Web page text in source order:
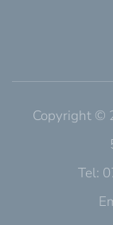
Copyright ©
Tel: